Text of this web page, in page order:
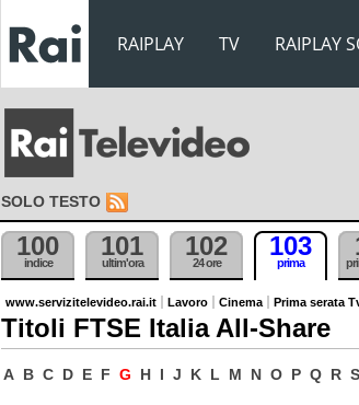
RAIPLAY TV RAIPLAY
SOLO TESTO
100
indice
101
ultim'ora
102
24 ore
103
prima
www.servizitelevideo.rai.it Lavoro Cinema Prima serata
Titoli FTSE Italia All-Share
A B C D E F G H I J K L M N O P Q R S